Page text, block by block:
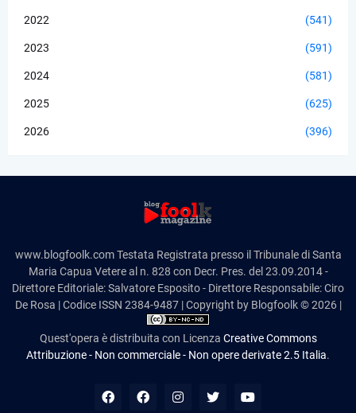
2022 (541)
2023 (591)
2024 (581)
2025 (625)
2026 (396)
www.blogfoolk.com Testata Registrata presso il Tribunale di Santa
Maria Capua Vetere al n. 828 con Decr. Pres. del 23.09.2014 -
Direttore Editoriale: Salvatore Esposito - Direttore Responsabile: Ciro
De Rosa | Codice ISSN 2384-9487 | Copyright by Blogfoolk © 2026 |
Quest'opera è distribuita con Licenza Creative Commons
Attribuzione - Non commerciale - Non opere derivate 2.5 Italia.